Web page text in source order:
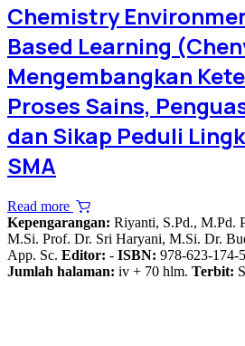
Chemistry
Based Learning
Mengembangkan
Proses Sains,
dan Sikap Peduli
SMA
Read more
Kepengarangan: Riyanti, S.Pd., M.Pd.
M.Si. Prof. Dr. Sri Haryani, M.Si. Dr.
App. Sc. Editor: - ISBN: 978-623-174-
Jumlah halaman: iv + 70 hlm. Terbit: